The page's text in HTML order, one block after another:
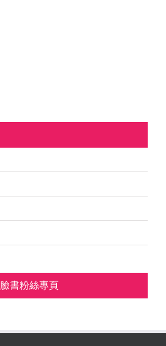
臉書粉絲專頁